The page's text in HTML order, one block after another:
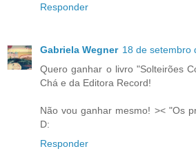
Responder
Gabriela Wegner 18 de setembro
Quero ganhar o livro "Solteirões
Chá e da Editora Record!
Não vou ganhar mesmo! >< "Os
D:
Responder